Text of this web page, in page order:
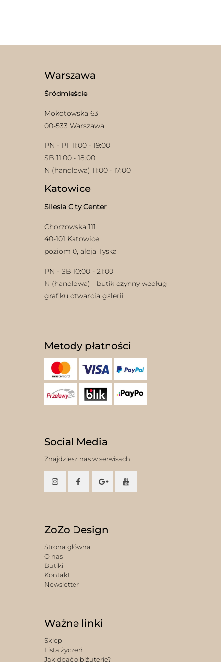
na
produktu
Warszawa
Śródmieście
Mokotowska 63
00-533 Warszawa
PN - PT 11:00 - 19:00
SB 11:00 - 18:00
N (handlowa) 11:00 - 17:00
Katowice
Silesia City Center
Chorzowska 111
40-101 Katowice
poziom 0, aleja Tyska
PN - SB 10:00 - 21:00
N (handlowa) - butik czynny według
grafiku otwarcia galerii
Metody płatności
Social Media
Znajdziesz nas w serwisach:
ZoZo Design
Strona główna
O nas
Butiki
Kontakt
Newsletter
Ważne linki
Sklep
Lista życzeń
Jak dbać o biżuterię?